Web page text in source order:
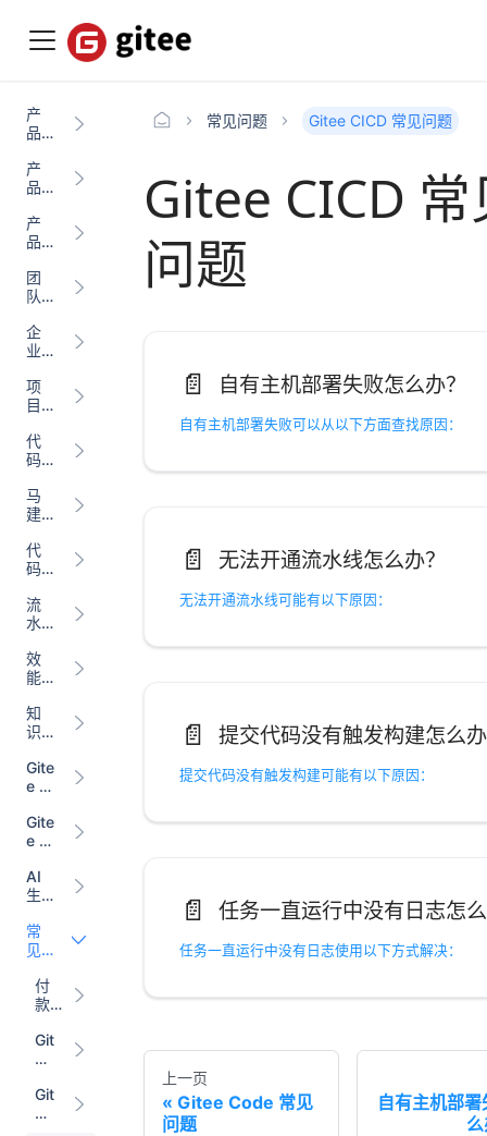
产
品
绍
产
品
新
日
产
品
费
团
队
成
员
理
企
业
理
项
目
理
Proj
代
码
理
Co
马
建
AI
助
代
码
描
Sca
流
水
CI/
CD
效
能
量
Insi
知
识
Wik
i
Gite
e 小
序
Gite
e 内
AI
生
力
常
见
题
付
款、
问题
Git
ee
oj
ec
Git
ee
常见问题 Gitee CICD 常见问题
Gitee CICD 常
问题
📄️ 自有主机部署失败怎么办？
自有主机部署失败可以从以下方面查找原因：
📄️ 无法开通流水线怎么办？
无法开通流水线可能有以下原因：
📄️ 提交代码没有触发构建怎么
提交代码没有触发构建可能有以下原因：
📄️
任务一直运行中没有日志使用以下方式解决：
上一页
Gitee Code 常见
问题
自有主机部署